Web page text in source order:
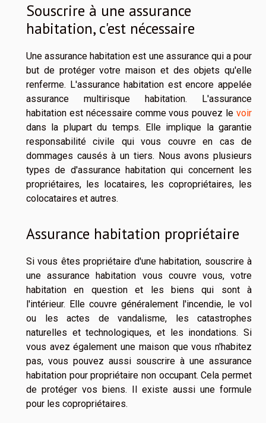
Souscrire à une assurance
habitation, c'est nécessaire
Une assurance habitation est une assurance qui a pour
but de protéger votre maison et des objets qu'elle
renferme. L'assurance habitation est encore appelée
assurance multirisque habitation. L'assurance
habitation est nécessaire comme vous pouvez le voir
dans la plupart du temps. Elle implique la garantie
responsabilité civile qui vous couvre en cas de
dommages causés à un tiers. Nous avons plusieurs
types de d'assurance habitation qui concernent les
propriétaires, les locataires, les copropriétaires, les
colocataires et autres.
Assurance habitation propriétaire
Si vous êtes propriétaire d'une habitation, souscrire à
une assurance habitation vous couvre vous, votre
habitation en question et les biens qui sont à
l'intérieur. Elle couvre généralement l'incendie, le vol
ou les actes de vandalisme, les catastrophes
naturelles et technologiques, et les inondations. Si
vous avez également une maison que vous n'habitez
pas, vous pouvez aussi souscrire à une assurance
habitation pour propriétaire non occupant. Cela permet
de protéger vos biens. Il existe aussi une formule
pour les copropriétaires.